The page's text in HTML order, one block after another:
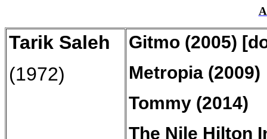
Tarik Saleh
(1972)
Gitmo (2005)
Metropia (2009)
Tommy (2014)
The Nile Hilton